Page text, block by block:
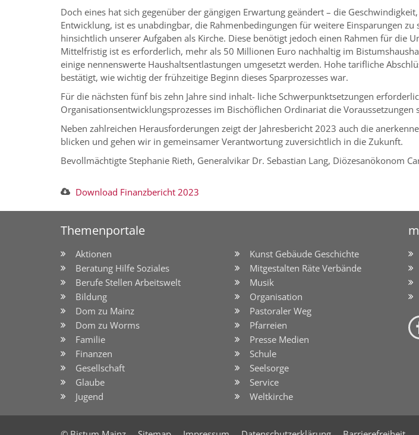
Doch eines hat sich gegenüber der gängigen Erwartung geändert – die
Entwicklung, ist es unabdingbar, die Rahmenbedingungen für weitere Einsparungen
hinsichtlich unserer Aufgaben als Kirche. Diese benötigt jedoch einen Rahmen für die
Mittelfristig ist es erforderlich, mehr als 50 Millionen Euro nachhaltig im
einige nennenswerte Haushaltsentlastungen umgesetzt werden. Hohe tarifliche
bestätigt, wie wichtig der frühzeitige Beginn dieses Sparprozesses war.
Für die nächsten fünf bis zehn Jahre sind inhalt- liche Schwerpunktsetzungen
Organisationsentwicklungsprozesses im Bischöflichen Ordinariat die
Neben zahlreichen Herausforderungen zeigt der Jahresbericht 2023 auch die
blicken und gehen wir in gemeinsamer Verantwortung zuversichtlich in die Zukunft.
Bevollmächtigte Stephanie Rieth, Generalvikar Dr. Sebastian Lang, Diözesanökonom
Download Finanzbericht 2023
Themenportale
Aktionen
Beratung Hilfe Soziales
Berufe Stellen Arbeitswelt
Bildung
Dom zu Mainz
Dom zu Worms
Familie
Finanzen
Gesellschaft
Glaube
Jugend
Kunst Gebäude Geschichte
Mitgestalten Räte Verbände
Musik
Organisation
Pastoraler Weg
Pfarreien
Presse Medien
Schule
Seelsorge
Service
Weltkirche